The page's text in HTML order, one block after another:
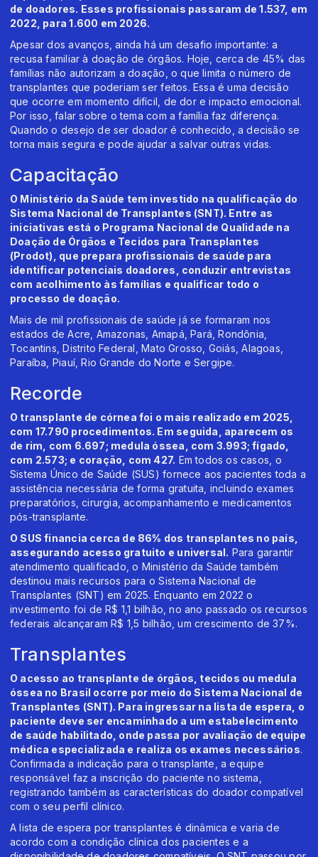
de doadores. Esses profissionais passaram de 1.537, em
2022, para 1.600 em 2026.
Apesar dos avanços, ainda há um desafio importante: a
recusa familiar à doação de órgãos. Hoje, cerca de 45% das
famílias não autorizam a doação, o que limita o número de
transplantes que poderiam ser feitos. Essa é uma decisão
que ocorre em momento difícil, de dor e impacto emocional.
Por isso, falar sobre o tema com a família faz diferença.
Quando o desejo de ser doador é conhecido, a decisão se
torna mais segura e pode ajudar a salvar outras vidas.
Capacitação
O Ministério da Saúde tem investido na qualificação do
Sistema Nacional de Transplantes (SNT). Entre as
iniciativas está o Programa Nacional de Qualidade na
Doação de Órgãos e Tecidos para Transplantes
(Prodot), que prepara profissionais de saúde para
identificar potenciais doadores, conduzir entrevistas
com acolhimento às famílias e qualificar todo o
processo de doação.
Mais de mil profissionais de saúde já se formaram nos
estados de Acre, Amazonas, Amapá, Pará, Rondônia,
Tocantins, Distrito Federal, Mato Grosso, Goiás, Alagoas,
Paraíba, Piauí, Rio Grande do Norte e Sergipe.
Recorde
O transplante de córnea foi o mais realizado em 2025,
com 17.790 procedimentos. Em seguida, aparecem os
de rim, com 6.697; medula óssea, com 3.993; fígado,
com 2.573; e coração, com 427. Em todos os casos, o
Sistema Único de Saúde (SUS) fornece aos pacientes toda a
assistência necessária de forma gratuita, incluindo exames
preparatórios, cirurgia, acompanhamento e medicamentos
pós-transplante.
O SUS financia cerca de 86% dos transplantes no país,
assegurando acesso gratuito e universal. Para garantir
atendimento qualificado, o Ministério da Saúde também
destinou mais recursos para o Sistema Nacional de
Transplantes (SNT) em 2025. Enquanto em 2022 o
investimento foi de R$ 1,1 bilhão, no ano passado os recursos
federais alcançaram R$ 1,5 bilhão, um crescimento de 37%.
Transplantes
O acesso ao transplante de órgãos, tecidos ou medula
óssea no Brasil ocorre por meio do Sistema Nacional de
Transplantes (SNT). Para ingressar na lista de espera, o
paciente deve ser encaminhado a um estabelecimento
de saúde habilitado, onde passa por avaliação de equipe
médica especializada e realiza os exames necessários.
Confirmada a indicação para o transplante, a equipe
responsável faz a inscrição do paciente no sistema,
registrando também as características do doador compatível
com o seu perfil clínico.
A lista de espera por transplantes é dinâmica e varia de
acordo com a condição clínica dos pacientes e a